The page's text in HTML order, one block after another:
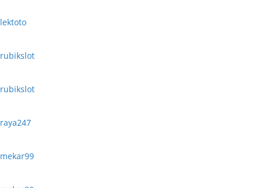
lektoto
rubikslot
rubikslot
raya247
mekar99